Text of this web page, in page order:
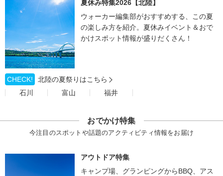
夏休み特集2026【北陸】
ウォーカー編集部がおすすめする、この夏
の楽しみ方を紹介。夏休みイベント＆おで
かけスポット情報が盛りだくさん！
CHECK!
北陸の夏祭りはこちら
石川
富山 福井
おでかけ特集
今注目のスポットや話題のアクティビティ情報をお届け
アウトドア特集
キャンプ場、グランピングからBBQ、アス